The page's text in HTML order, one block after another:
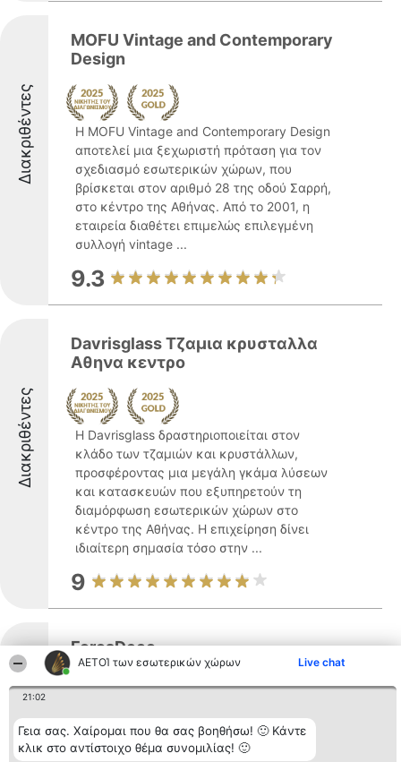
ΑΕΤΟΊ των εσωτερικών χώρων Live chat
21:02
Γεια σας. Χαίρομαι που θα σας βοηθήσω! 🙂 Κάντε
κλικ στο αντίστοιχο θέμα συνομιλίας! 🙂
Διακριθέντες
MOFU Vintage and Contemporary
Design
Η MOFU Vintage and Contemporary Design
αποτελεί μια ξεχωριστή πρόταση για τον
σχεδιασμό εσωτερικών χώρων, που
βρίσκεται στον αριθμό 28 της οδού Σαρρή,
στο κέντρο της Αθήνας. Από το 2001, η
εταιρεία διαθέτει επιμελώς επιλεγμένη
συλλογή vintage ...
9.3
Διακριθέντες
Davrisglass Τζαμια κρυσταλλα
Αθηνα κεντρο
Η Davrisglass δραστηριοποιείται στον
κλάδο των τζαμιών και κρυστάλλων,
προσφέροντας μια μεγάλη γκάμα λύσεων
και κατασκευών που εξυπηρετούν τη
διαμόρφωση εσωτερικών χώρων στο
κέντρο της Αθήνας. Η επιχείρηση δίνει
ιδιαίτερη σημασία τόσο στην ...
9
Διακριθέντες
ForosDeco
Η ForosDeco δραστηριοποιείται στον
τομέα της εσωτερικής διακόσμησης στην
Ελλάδα, με παρουσία που ξεκινά το 1989.